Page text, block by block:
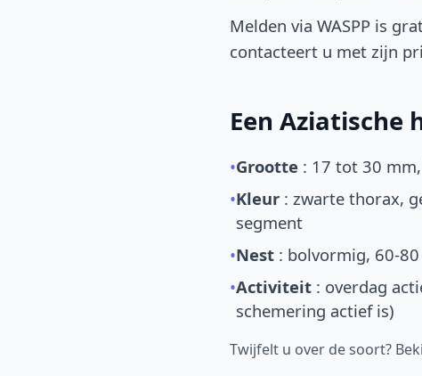
Melden via WASPP is
contacteert u met zijn
Een Aziatische
•Grootte : 17 tot 30
•Kleur : zwarte thorax,
segment
•Nest : bolvormig, 60-
•Activiteit : overdag
schemering actief is)
Twijfelt u over de soort?